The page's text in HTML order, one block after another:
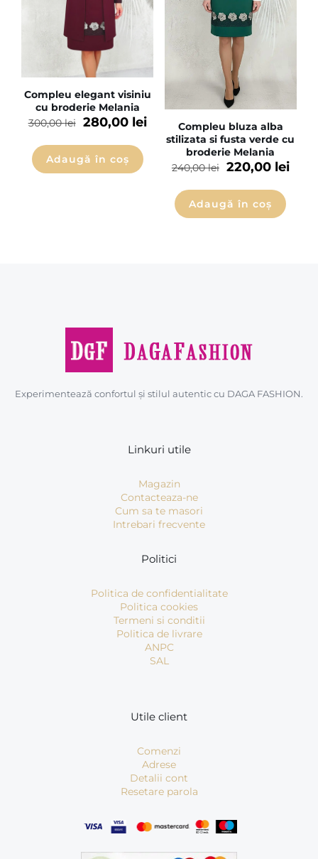
Compleu elegant visiniu
cu broderie Melania
300,00lei 280,00 lei
Adaugă în coș
Compleu bluza alba
stilizata si fusta verde cu
broderie Melania
240,00lei 220,00 lei
Adaugă în coș
Experimentează confortul și stilul autentic cu DAGA FASHION.
Linkuri utile
Magazin
Contacteaza-ne
Cum sa te masori
Intrebari frecvente
Politici
Politica de confidentialitate
Politica cookies
Termeni si conditii
Politica de livrare
ANPC
SAL
Utile client
Comenzi
Adrese
Detalii cont
Resetare parola